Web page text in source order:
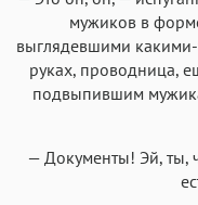
мужиков в
выглядевшими
руках, проводница,
подвыпившим
— Документы! Эй, ты,